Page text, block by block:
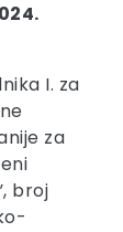
I. za
za
broj